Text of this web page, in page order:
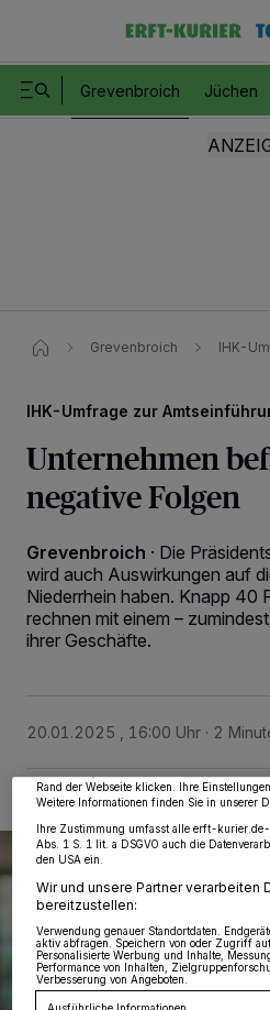
Grevenbroich Jüchen
Grevenbroich IHK-
IHK-Umfrage zur
Unternehmen
negative Folgen
Grevenbroich · Die
wird auch Auswirkungen auf
Niederrhein haben. Knapp 40
rechnen mit einem –
ihrer Geschäfte.
20.01.2025 , 16:00 Uhr 2
Zwecke. Wenn Tracker deaktiviert sind, sind
möglicherweise nicht mehr so relevant für
Rand der Webseite klicken. Ihre
Weitere Informationen finden Sie in unserer
Ihre Zustimmung umfasst alle erft-
Abs. 1 S. 1 lit. a DSGVO auch die
den USA ein.
Wir und unsere Partner verarbeiten
bereitzustellen:
Verwendung genauer Standortdaten.
aktiv abfragen. Speichern von oder Zugriff
Personalisierte Werbung und Inhalte,
Performance von Inhalten,
Verbesserung von Angeboten.